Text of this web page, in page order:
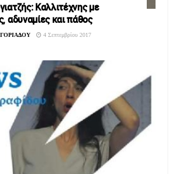
Καλλιτέχνης με
αδυναμίες και πάθος
4 Σεπτεμβρίου 2017